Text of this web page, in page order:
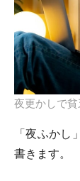
夜更かしで
「夜ふか
書きます。